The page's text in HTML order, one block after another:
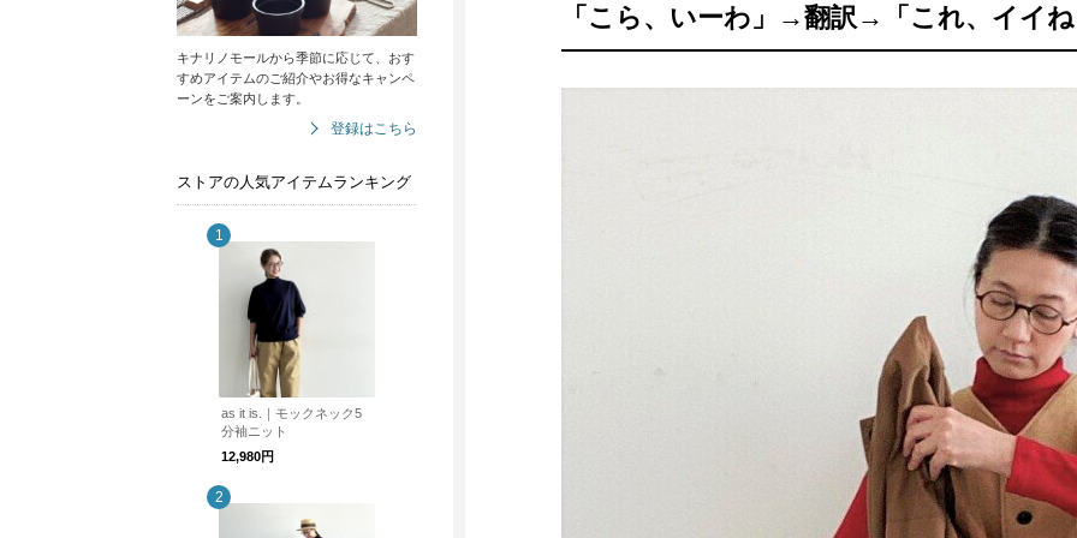
キナリノモールから季節に応じて、おす
すめアイテムのご紹介やお得なキャンペ
ーンをご案内します。
登録はこちら
ストアの人気アイテムランキング
as it is.｜モックネック5
分袖ニット
12,980円
「こら、いーわ」→翻訳→「これ、イイ